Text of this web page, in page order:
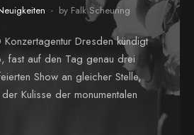
by Falk Scheuring
Dresden kündigt
fast auf den Tag genau drei
Show an gleicher Stelle,
Kulisse der monumentalen